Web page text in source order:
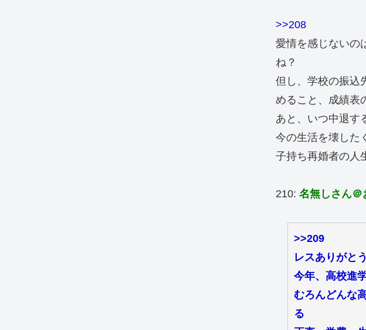
>>208
愛情を感じないの
ね？
但し、学校の振込
めること、成績表
あと、いつ中退す
今の生活を壊した
子持ち再婚者の人
210: 名無しさん＠
>>209
レスありがとう
今年、高校進
むろんどんな
る